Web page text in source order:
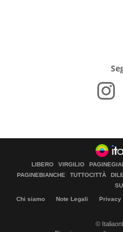
LIBERO VIRGILIO
PAGINEBIANCHE
TUTTOCITTÀ
Chi siamo Note Legali Privacy
©